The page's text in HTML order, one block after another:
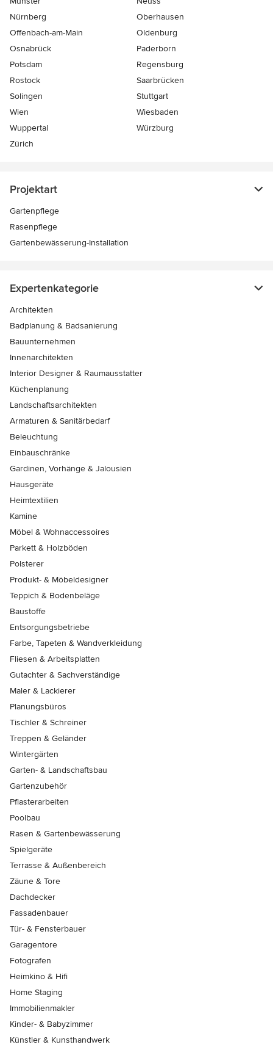
Nürnberg
Oberhausen
Offenbach-am-Main
Oldenburg
Osnabrück
Paderborn
Potsdam
Regensburg
Rostock
Saarbrücken
Solingen
Stuttgart
Wien
Wiesbaden
Wuppertal
Würzburg
Zürich
Projektart
Gartenpflege
Rasenpflege
Gartenbewässerung-Installation
Expertenkategorie
Architekten
Badplanung & Badsanierung
Bauunternehmen
Innenarchitekten
Interior Designer & Raumausstatter
Küchenplanung
Landschaftsarchitekten
Armaturen & Sanitärbedarf
Beleuchtung
Einbauschränke
Gardinen, Vorhänge & Jalousien
Hausgeräte
Heimtextilien
Kamine
Möbel & Wohnaccessoires
Parkett & Holzböden
Polsterer
Produkt- & Möbeldesigner
Teppich & Bodenbeläge
Baustoffe
Entsorgungsbetriebe
Farbe, Tapeten & Wandverkleidung
Fliesen & Arbeitsplatten
Gutachter & Sachverständige
Maler & Lackierer
Planungsbüros
Tischler & Schreiner
Treppen & Geländer
Wintergärten
Garten- & Landschaftsbau
Gartenzubehör
Pflasterarbeiten
Poolbau
Rasen & Gartenbewässerung
Spielgeräte
Terrasse & Außenbereich
Zäune & Tore
Dachdecker
Fassadenbauer
Tür- & Fensterbauer
Garagentore
Fotografen
Heimkino & Hifi
Home Staging
Immobilienmakler
Kinder- & Babyzimmer
Künstler & Kunsthandwerk